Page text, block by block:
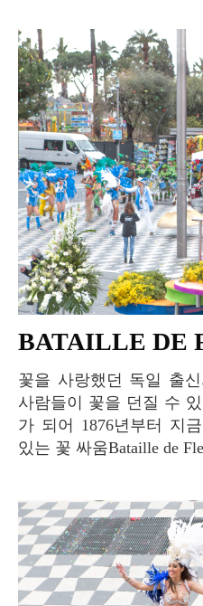
BATAILLE DE
꽃을 사랑했던 독일 출신의 작가 Alphonse Karr 가
사람들이 꽃을 던질 수
가 되어 1876년부터 지
있는 꽃 싸움Bataille de